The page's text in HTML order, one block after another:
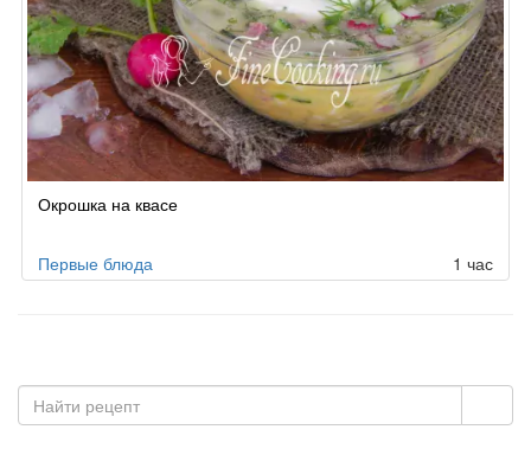
Окрошка на квасе
Первые блюда 1 час